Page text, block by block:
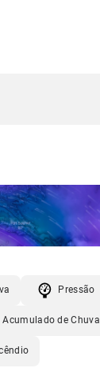
Gráfico
Pressão
Acumulado de Chuva